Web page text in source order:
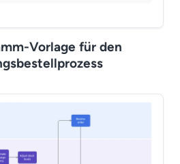
Vorlage für den